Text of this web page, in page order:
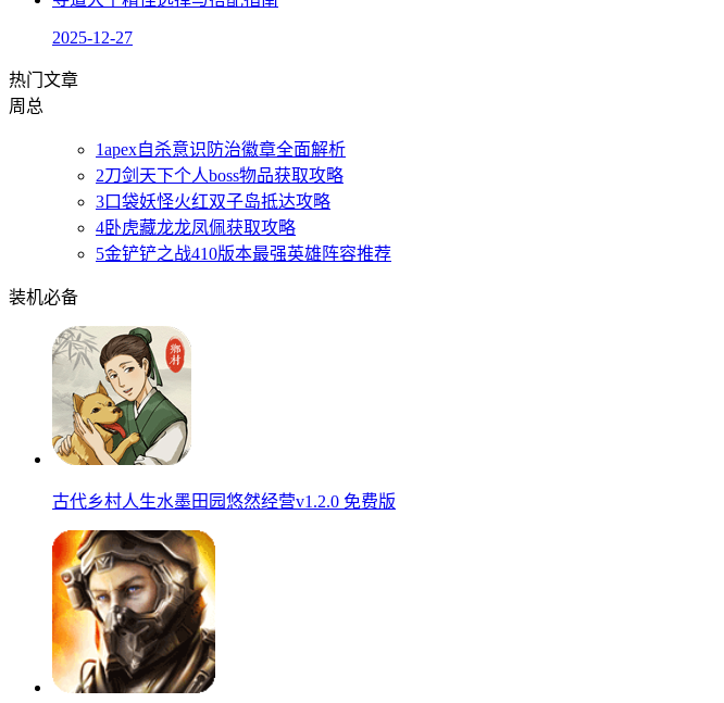
2025-12-27
热门文章
周 总
1apex自杀意识防治徽章全面解析
2刀剑天下个人boss物品获取攻略
3口袋妖怪火红双子岛抵达攻略
4卧虎藏龙龙凤佩获取攻略
5金铲铲之战410版本最强英雄阵容推荐
装机必备
古代乡村人生水墨田园悠然经营v1.2.0 免费版